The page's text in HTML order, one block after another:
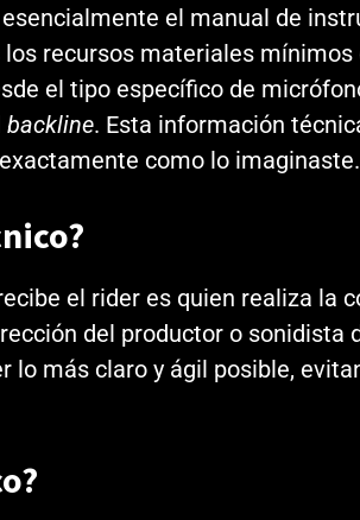
el manual de
recursos materiales
el tipo específico de
backline. Esta información
como lo imaginaste.
el rider es quien realiza la
del productor o sonidista
lo más claro y ágil posible,